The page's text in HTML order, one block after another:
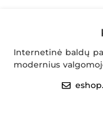
Internetinė baldų
modernius